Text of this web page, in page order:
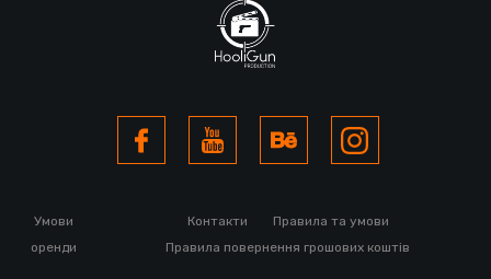
Умови
оренди
Контакти
Правила та умови
Правила повернення грошових коштів